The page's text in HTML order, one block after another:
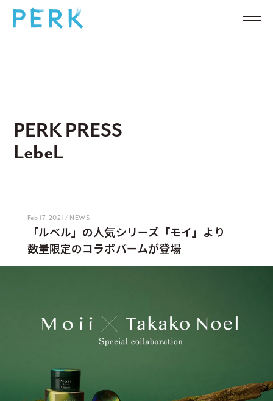
PERK PRESS
LebeL
Feb 17, 2021 / NEWS
「ルベル」の人気シリーズ「モイ」より
数量限定のコラボバームが登場